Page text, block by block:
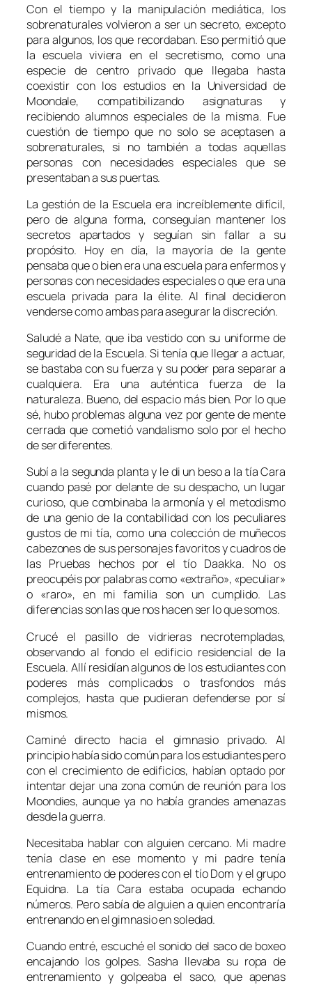
Con el tiempo y la manipulación mediática, los
sobrenaturales volvieron a ser un secreto, excepto
para algunos, los que recordaban. Eso permitió que
la escuela viviera en el secretismo, como una
especie de centro privado que llegaba hasta
coexistir con los estudios en la Universidad de
Moondale, compatibilizando asignaturas y
recibiendo alumnos especiales de la misma. Fue
cuestión de tiempo que no solo se aceptasen a
sobrenaturales, si no también a todas aquellas
personas con necesidades especiales que se
presentaban a sus puertas.
La gestión de la Escuela era increíblemente difícil,
pero de alguna forma, conseguían mantener los
secretos apartados y seguían sin fallar a su
propósito. Hoy en día, la mayoría de la gente
pensaba que o bien era una escuela para enfermos y
personas con necesidades especiales o que era una
escuela privada para la élite. Al final decidieron
venderse como ambas para asegurar la discreción.
Saludé a Nate, que iba vestido con su uniforme de
seguridad de la Escuela. Si tenía que llegar a actuar,
se bastaba con su fuerza y su poder para separar a
cualquiera. Era una auténtica fuerza de la
naturaleza. Bueno, del espacio más bien. Por lo que
sé, hubo problemas alguna vez por gente de mente
cerrada que cometió vandalismo solo por el hecho
de ser diferentes.
Subí a la segunda planta y le di un beso a la tíaCara
cuando pasé por delante de su despacho, un lugar
curioso, que combinaba la armonía y el metodismo
de una genio de la contabilidad con los peculiares
gustos de mi tía, como una colección de muñecos
cabezones de sus personajes favoritos y cuadros de
las Pruebas hechos por el tío Daakka. No os
preocupéis por palabras como «extraño», «peculiar»
o «raro», en mi familia son un cumplido. Las
diferencias son las que nos hacen ser lo que somos.
Crucé el pasillo de vidrieras necrotempladas,
observando al fondo el edificio residencial de la
Escuela. Allí residían algunos de los estudiantes con
poderes más complicados o trasfondos más
complejos, hasta que pudieran defenderse por sí
mismos.
Caminé directo hacia el gimnasio privado. Al
principio había sido común para los estudiantes pero
con el crecimiento de edificios, habían optado por
intentar dejar una zona común de reunión para los
Moondies, aunque ya no había grandes amenazas
desde la guerra.
Necesitaba hablar con alguien cercano. Mi madre
tenía clase en ese momento y mi padre tenía
entrenamiento de poderes con el tíoDom y el grupo
Equidna. La tía Cara estaba ocupada echando
números. Pero sabía de alguien a quien encontraría
entrenando en el gimnasio en soledad.
Cuando entré, escuché el sonido del saco de boxeo
encajando los golpes. Sasha llevaba su ropa de
entrenamiento y golpeaba el saco, que apenas